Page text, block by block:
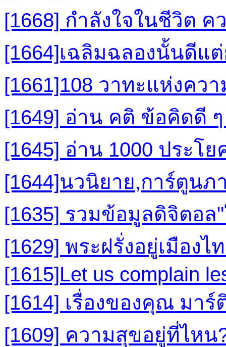
[1668] กำลังใจในชีวิต
[1664]เฉลิมฉลองนั้นดีแ
[1661]108 วาทะแห่งคว
[1649] อ่าน คติ ข้อคิดดี
[1645] อ่าน 1000 ประโ
[1644]นวนิยาย,การ์ตูนภ
[1635] รวมข้อมูลดิจิตอล
[1629] พระฝรั่งอยู่เมืองไ
[1615]Let us complain
[1614] เรื่องของคุณ มาร์
[1609] ความสุขอยู่ที่ไหน